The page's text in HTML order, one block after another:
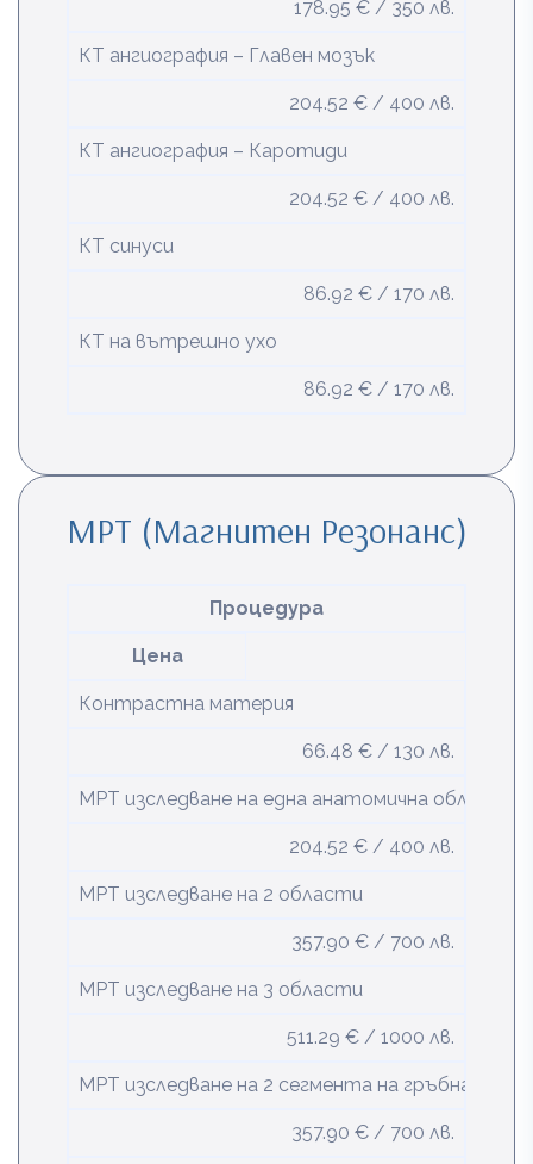
178.95 € / 350 лв.
КТ ангиография – Главен мозък
204.52 € / 400 лв.
КТ ангиография – Каротиди
204.52 € / 400 лв.
КТ синуси
86.92 € / 170 лв.
КТ на вътрешно ухо
86.92 € / 170 лв.
МРТ (Магнитен Резонанс)
Процедура
Цена
Контрастна материя
66.48 € / 130 лв.
МРТ изследване на една анатомична област
204.52 € / 400 лв.
МРТ изследване на 2 области
357.90 € / 700 лв.
МРТ изследване на 3 области
511.29 € / 1000 лв.
МРТ изследване на 2 сегмента на гръбначен
357.90 € / 700 лв.